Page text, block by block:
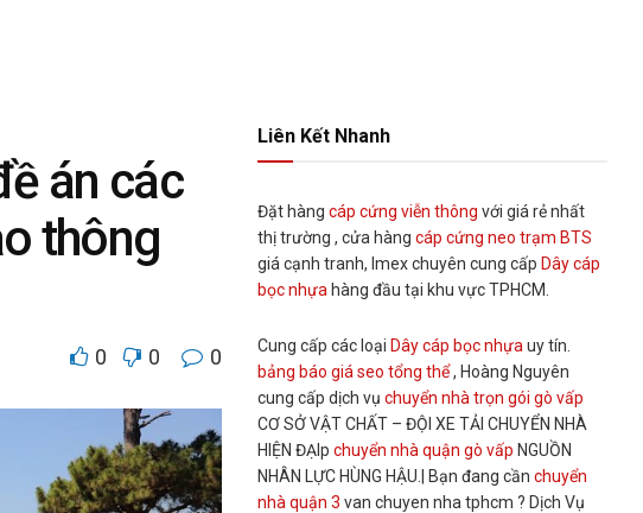
án các
thông
0 0 0
Liên Kết Nhanh
Đặt hàngcáp cứng viễn thông với giá rẻ nhất
thị trường , cửa hàngcáp cứng neo trạm BTS
giá cạnh tranh, Imex chuyên cung cấp Dây cáp
bọc nhựa hàng đầu tại khu vực TPHCM.
Cung cấp các loạiDây cáp bọc nhựa uy tín.
bảng báo giá seo tổng thể, Hoàng Nguyên
cung cấp dịch vụchuyển nhà trọn gói gò vấp
CƠ SỞ VẬT CHẤT – ĐỘI XE TẢI CHUYỂN NHÀ
HIỆN ĐẠIpchuyển nhà quận gò vấp NGUỒN
NHÂN LỰC HÙNG HẬU.| Bạn đang cầnchuyển
nhà quận 3 van chuyen nha tphcm ? Dịch Vụ